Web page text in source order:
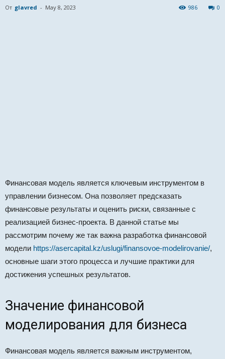
От glavred - May 8, 2023 0
986
Финансовая модель является ключевым инструментом в
управлении бизнесом. Она позволяет предсказать
финансовые результаты и оценить риски, связанные с
реализацией бизнес-проекта. В данной статье мы
рассмотрим почему же так важна разработка финансовой
модели https://asercapital.kz/uslugi/finansovoe-modelirovanie/,
основные шаги этого процесса и лучшие практики для
достижения успешных результатов.
Значение финансовой
моделирования для бизнеса
Финансовая модель является важным инструментом,